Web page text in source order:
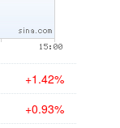
+1.42%
+0.93%